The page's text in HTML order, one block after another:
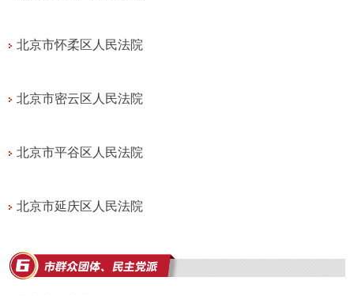
北京市怀柔区人民法院
北京市密云区人民法院
北京市平谷区人民法院
北京市延庆区人民法院